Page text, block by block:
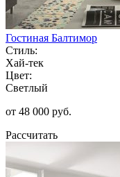
Гостиная Балтимор
Стиль:
Хай-тек
Цвет:
Светлый
от 48 000 руб.
Рассчитать